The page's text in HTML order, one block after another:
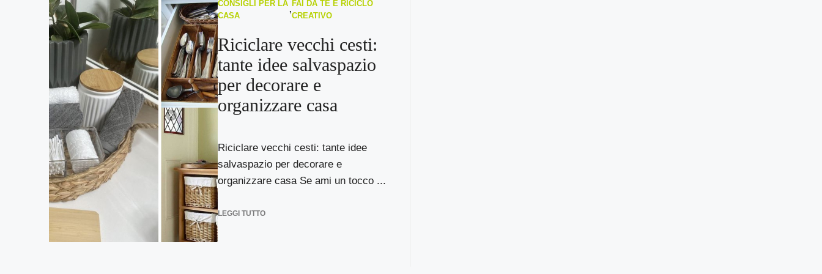
CONSIGLI PER LA
CASA
,
FAI DA TE E RICICLO
CREATIVO
Riciclare vecchi cesti:
tante idee salvaspazio
per decorare e
organizzare casa
Riciclare vecchi cesti: tante idee
salvaspazio per decorare e
organizzare casa Se ami un tocco ...
LEGGI TUTTO